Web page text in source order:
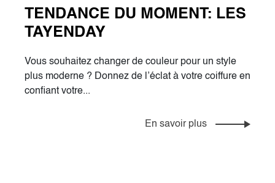
TENDANCE DU MOMENT: LES
TAYENDAY
Vous souhaitez changer de couleur pour un style
plus moderne ? Donnez de l’éclat à votre coiffure en
confiant votre...
En savoir plus